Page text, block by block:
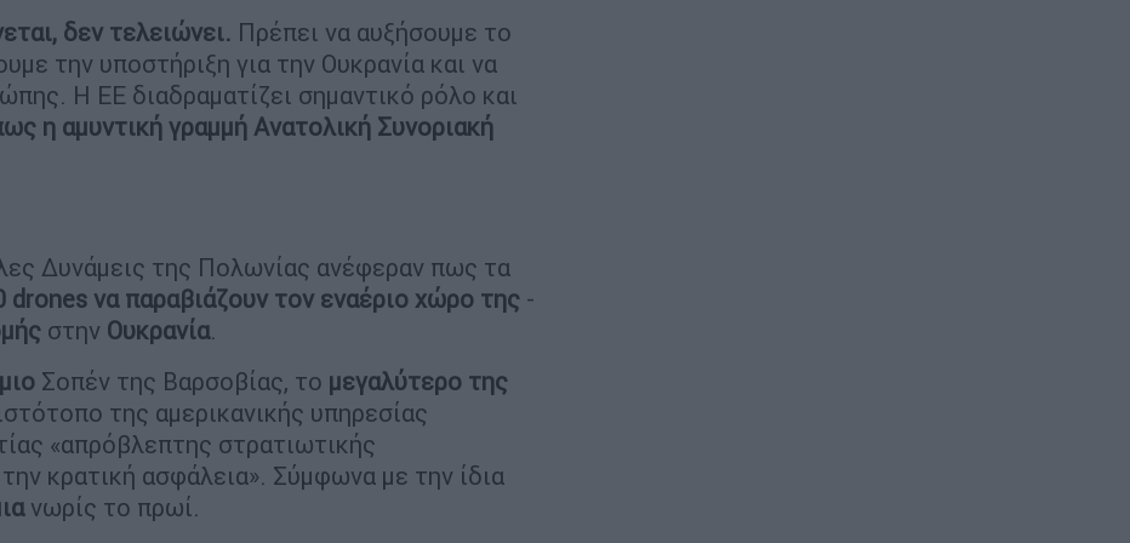
δεν τελειώνει. Πρέπει να αυξήσουμε το
την υποστήριξη για την Ουκρανία και να
Η ΕΕ διαδραματίζει σημαντικό ρόλο και
η αμυντική γραμμή Ανατολική Συνοριακή
Δυνάμεις της Πολωνίας ανέφεραν πως τα
drones να παραβιάζουν τον εναέριο χώρο της -
στην Ουκρανία.
Σοπέν της Βαρσοβίας, το μεγαλύτερο της
της αμερικανικής υπηρεσίας
«απρόβλεπτης στρατιωτικής
κρατική ασφάλεια». Σύμφωνα με την ίδια
νωρίς το πρωί.